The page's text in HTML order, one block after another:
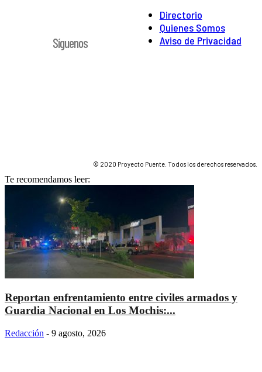
Directorio
Quienes Somos
Aviso de Privacidad
Síguenos
© 2020 Proyecto Puente. Todos los derechos reservados.
Te recomendamos leer:
Reportan enfrentamiento entre civiles armados y
Guardia Nacional en Los Mochis:...
Redacción - 9 agosto, 2026